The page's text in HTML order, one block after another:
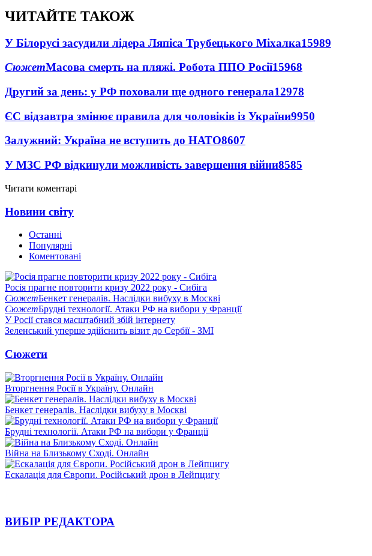
ЧИТАЙТЕ ТАКОЖ
У Білорусі засудили лідера Ляпіса Трубецького Міхалка15989
СюжетМасова смерть на пляжі. Робота ППО Росії15968
Другий за день: у РФ поховали ще одного генерала12978
ЄС відзавтра змінює правила для чоловіків із України9950
Залужний: Україна не вступить до НАТО8607
У МЗС РФ відкинули можливість завершення війни8585
Читати коментарі
Новини світу
Останні
Популярні
Коментовані
Росія прагне повторити кризу 2022 року - Сибіга
СюжетБенкет генералів. Наслідки вибуху в Москві
СюжетБрудні технології. Атаки РФ на вибори у Франції
У Росії стався масштабний збій інтернету
Зеленський уперше здійснить візит до Сербії - ЗМІ
Сюжети
Вторгнення Росії в Україну. Онлайн
Бенкет генералів. Наслідки вибуху в Москві
Брудні технології. Атаки РФ на вибори у Франції
Війна на Близькому Сході. Онлайн
Ескалація для Європи. Російський дрон в Лейпцигу
ВИБІР РЕДАКТОРА